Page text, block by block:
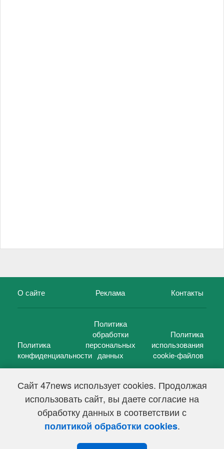
Сайт 47news использует cookies. Продолжая
использовать сайт, вы даете согласие на
обработку данных в соответствии с
политикой обработки cookies.
О сайте Реклама Контакты
Политика
конфиденциальности
Политика
обработки
персональных
данных
Политика
использования
cookie-файлов
47 новостей (47 news)2005 — 2026 г.
Свидетельство о регистрации СМИ Эл № ФС 77-39848, выдано
Федеральной службой по надзору в сфере связи,
информационных технологий и массовых коммуникаций